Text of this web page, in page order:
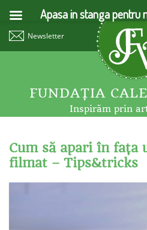
Newsletter
FUNDAŢIA
Inspirăm prin
Cum să apari în faţa
filmat – Tips&tricks
Apasa in stanga pentru